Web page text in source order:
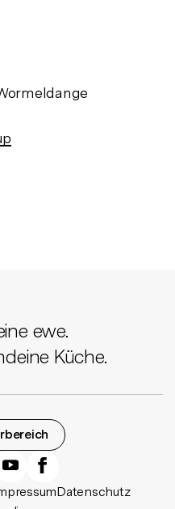
ewe.
Küche.
Datenschutz